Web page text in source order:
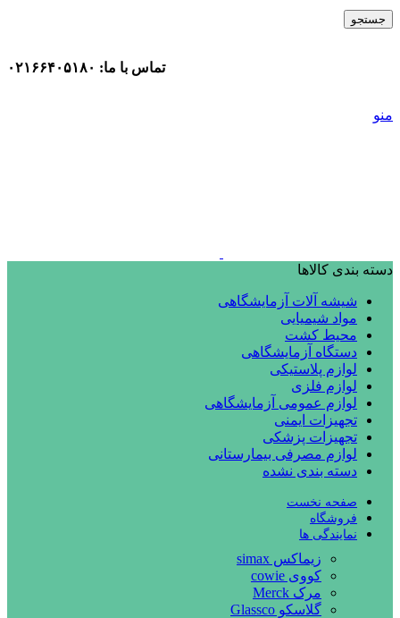
جستجو
تماس با ما: ۰۲۱۶۶۴۰۵۱۸۰
منو
دسته بندی کالاها
شیشه آلات آزمایشگاهی
مواد شیمیایی
محیط کشت
دستگاه آزمایشگاهی
لوازم پلاستیکی
لوازم فلزی
لوازم عمومی آزمایشگاهی
تجهیزات ایمنی
تجهیزات پزشکی
لوازم مصرفی بیمارستانی
دسته بندی نشده
صفحه نخست
فروشگاه
نمایندگی ها
زیماکس simax
کووی cowie
مرک Merck
گلاسکو Glassco